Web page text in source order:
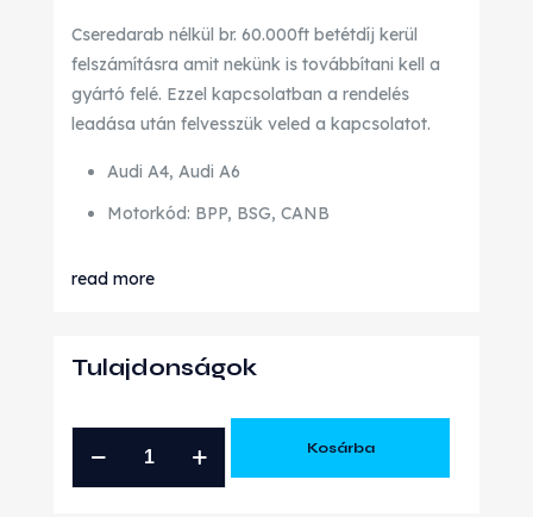
Cseredarab nélkül br. 60.000ft betétdíj kerül
felszámításra amit nekünk is továbbítani kell a
gyártó felé. Ezzel kapcsolatban a rendelés
leadása után felvesszük veled a kapcsolatot.
Audi A4, Audi A6
Motorkód: BPP, BSG, CANB
read more
Tulajdonságok
Kosárba